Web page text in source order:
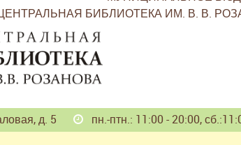
БИБЛИОТЕКА ИМ. В. В.
д. 5 пн.-птн.: 11:00 - 20:00,